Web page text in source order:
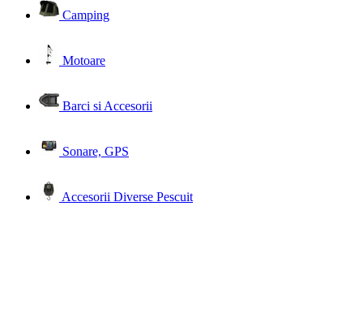
Camping
Motoare
Barci si Accesorii
Sonare, GPS
Accesorii Diverse Pescuit